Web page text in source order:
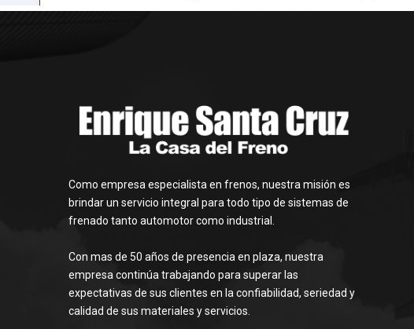
Como empresa especialista en frenos, nuestra misión es
brindar un servicio integral para todo tipo de sistemas de
frenado tanto automotor como industrial.
Con mas de 50 años de presencia en plaza, nuestra
empresa continúa trabajando para superar las
expectativas de sus clientes en la confiabilidad, seriedad y
calidad de sus materiales y servicios.